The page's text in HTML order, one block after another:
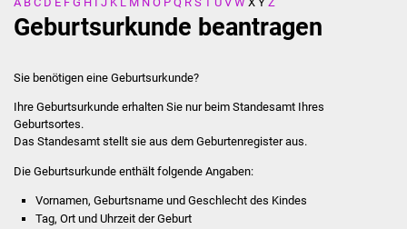
Stadtverwaltung
Stellenangebote
Kontakt
Geburtsurkunde beantragen
Sie benötigen eine Geburtsurkunde?
Ihre Geburtsurkunde erhalten Sie nur beim Standesamt Ihres
Geburtsortes.
Das Standesamt stellt sie aus dem Geburtenregister aus.
Die Geburtsurkunde enthält folgende Angaben:
Vornamen, Geburtsname und Geschlecht des Kindes
Tag, Ort und Uhrzeit der Geburt